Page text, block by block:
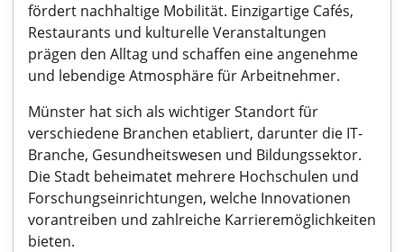
fördert nachhaltige Mobilität. Einzigartige Cafés,
Restaurants und kulturelle Veranstaltungen
prägen den Alltag und schaffen eine angenehme
und lebendige Atmosphäre für Arbeitnehmer.
Münster hat sich als wichtiger Standort für
verschiedene Branchen etabliert, darunter die IT-
Branche, Gesundheitswesen und Bildungssektor.
Die Stadt beheimatet mehrere Hochschulen und
Forschungseinrichtungen, welche Innovationen
vorantreiben und zahlreiche Karrieremöglichkeiten
bieten.